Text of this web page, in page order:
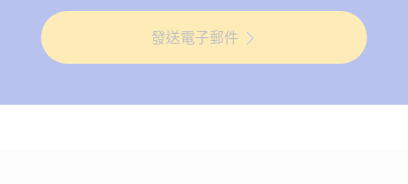
發送電子郵件